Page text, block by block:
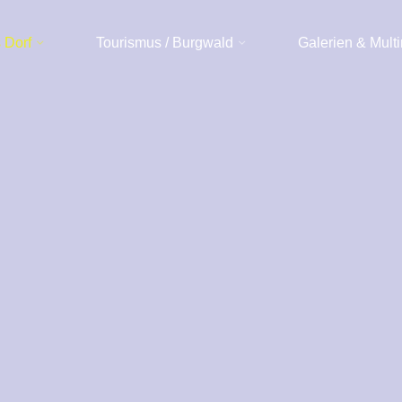
Dorf Tourismus / Burgwald Galerien &